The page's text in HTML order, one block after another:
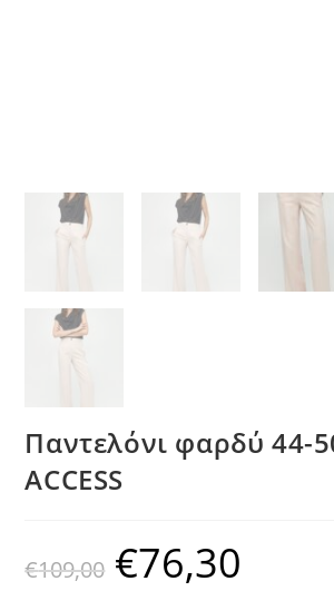
Παντελόνι φαρδύ 44-
ACCESS
€109,00 €76,30